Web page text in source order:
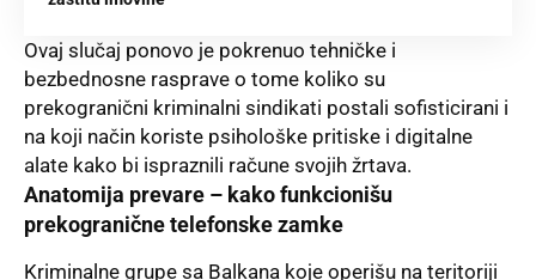
Ovaj slučaj ponovo je pokrenuo tehničke i
bezbednosne rasprave o tome koliko su
prekogranični kriminalni sindikati postali sofisticirani i
na koji način koriste psihološke pritiske i digitalne
alate kako bi ispraznili račune svojih žrtava.
Anatomija prevare – kako funkcionišu
prekogranične telefonske zamke
Kriminalne grupe sa Balkana koje operišu na teritoriji